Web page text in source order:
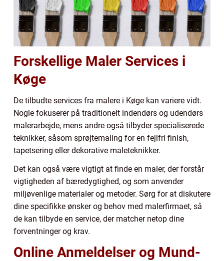
Forskellige Maler Services i
Køge
De tilbudte services fra malere i Køge kan variere vidt.
Nogle fokuserer på traditionelt indendørs og udendørs
malerarbejde, mens andre også tilbyder specialiserede
teknikker, såsom sprøjtemaling for en fejlfri finish,
tapetsering eller dekorative maleteknikker.
Det kan også være vigtigt at finde en maler, der forstår
vigtigheden af bæredygtighed, og som anvender
miljøvenlige materialer og metoder. Sørg for at diskutere
dine specifikke ønsker og behov med malerfirmaet, så
de kan tilbyde en service, der matcher netop dine
forventninger og krav.
Online Anmeldelser og Mund-